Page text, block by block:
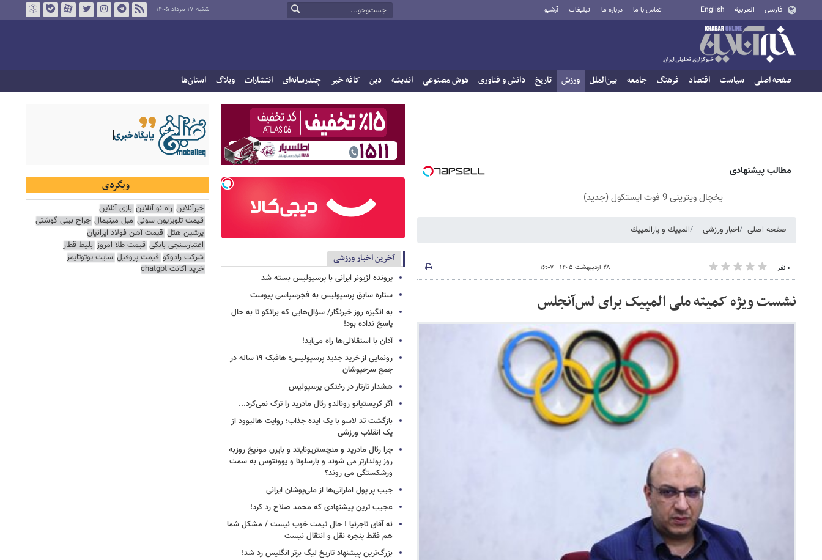
فارسی العربية English تماس با ما درباره ما تبلیغات آرشیو شنبه ۱۷ مرداد ۱۴۰۵
صفحه اصلی سیاست اقتصاد فرهنگ جامعه بین‌الملل ورزش تاریخ دانش و فناوری هوش مصنوعی اندیشه دین کافه خبر چندرسانه‌ای انتشارات وبلاگ استان‌ها
مطالب پیشنهادی
یخچال ویترینی 9 فوت ایستکول (جدید)
صفحه اصلی اخبار ورزشی المپيك و پارالمپيك
۰ نفر ۲۸ اردیبهشت ۱۴۰۵ - ۱۶:۰۷
نشست ویژه کمیته ملی المپیک برای لس‌آنجلس
آخرین اخبار ورزشی
پرونده لژیونر ایرانی با پرسپولیس بسته شد
ستاره سابق پرسپولیس به فجرسپاسی پیوست
به انگیزه روز خبرنگار/ سؤال‌هایی که برانکو تا به حال
پاسخ نداده بود!
آدان با استقلالی‌ها راه می‌آید!
رونمایی از خرید جدید پرسپولیس؛ هافبک ۱۹ ساله در
جمع سرخپوشان
هشدار تارتار در رختکن پرسپولیس
اگر کریستیانو رونالدو رئال مادرید را ترک نمی‌کرد...
بازگشت تد لاسو با یک ایده جذاب؛ روایت هالیوود از
یک انقلاب ورزشی
چرا رئال مادرید و منچستریونایتد و بایرن مونیخ روزبه
روز پولدارتر می شوند و بارسلونا و یوونتوس به سمت
ورشکستگی می روند؟
جیب پر پول اماراتی‌ها از ملی‌پوشان ایرانی
عجیب ترین پیشنهادی که محمد صلاح رد کرد!
نه آقای تاجرنیا ! حال تیمت خوب نیست / مشکل شما
هم فقط پنجره نقل و انتقال نیست
بزرگ‌ترین پیشنهاد تاریخ لیگ برتر انگلیس رد شد!
وبگردی
خبرآنلاین راه نو آنلاین بازی آنلاین
قیمت تلویزیون سونی مبل مینیمال جراح بینی گوشتی
پرشین هتل قیمت آهن فولاد ایرانیان
اعتبارسنجی بانکی قیمت طلا امروز بلیط قطار
شرکت رادوکو قیمت پروفیل سایت یوتوتایمز
خرید اکانت chatgpt